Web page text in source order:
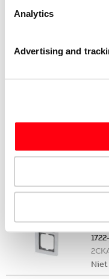
Analytics
Advertising and